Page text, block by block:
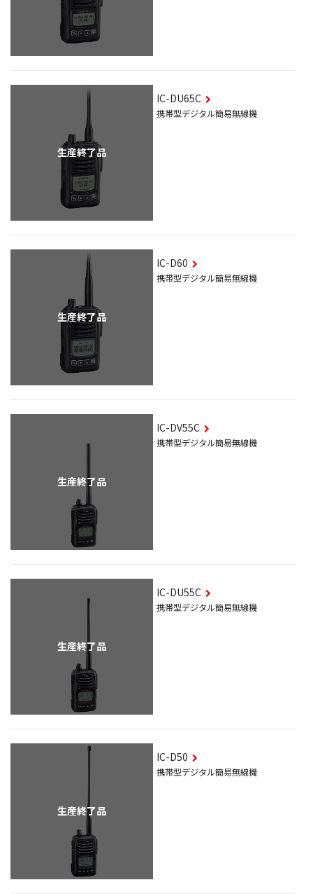
生産終了品
IC-DU65C
携帯型デジタル簡易無線機
生産終了品
IC-D60
携帯型デジタル簡易無線機
生産終了品
IC-DV55C
携帯型デジタル簡易無線機
生産終了品
IC-DU55C
携帯型デジタル簡易無線機
生産終了品
IC-D50
携帯型デジタル簡易無線機